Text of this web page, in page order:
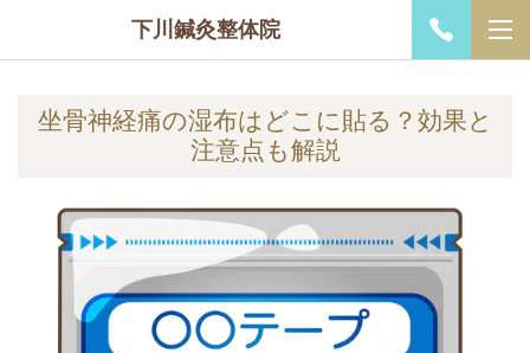
下川鍼灸整体院
坐骨神経痛の湿布はどこに貼る？効果と
注意点も解説